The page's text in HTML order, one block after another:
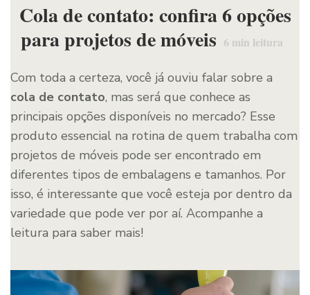
Cola de contato: confira 6 opções
para projetos de móveis 6 min leitura
Com toda a certeza, você já ouviu falar sobre a
cola de contato, mas será que conhece as
principais opções disponíveis no mercado? Esse
produto essencial na rotina de quem trabalha com
projetos de móveis pode ser encontrado em
diferentes tipos de embalagens e tamanhos. Por
isso, é interessante que você esteja por dentro da
variedade que pode ver por aí. Acompanhe a
leitura para saber mais!